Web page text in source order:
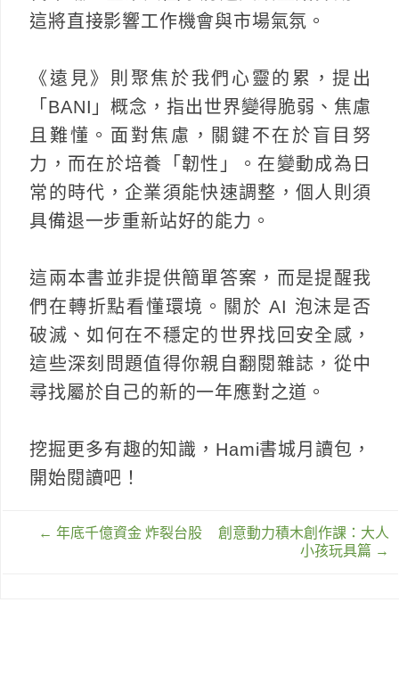
這將直接影響工作機會與市場氣氛。
《遠見》則聚焦於我們心靈的累，提出
「BANI」概念，指出世界變得脆弱、焦慮
且難懂。面對焦慮，關鍵不在於盲目努
力，而在於培養「韌性」。在變動成為日
常的時代，企業須能快速調整，個人則須
具備退一步重新站好的能力。
這兩本書並非提供簡單答案，而是提醒我
們在轉折點看懂環境。關於 AI 泡沫是否
破滅、如何在不穩定的世界找回安全感，
這些深刻問題值得你親自翻閱雜誌，從中
尋找屬於自己的新的一年應對之道。
挖掘更多有趣的知識，Hami書城月讀包，
開始閱讀吧！
文
← 年底千億資金 炸裂台股
創意動力積木創作課：大人
小孩玩具篇 →